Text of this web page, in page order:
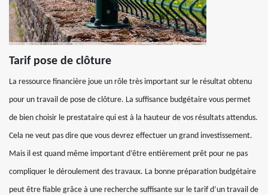
Tarif pose de clôture
La ressource financière joue un rôle très important sur le résultat obtenu
pour un travail de pose de clôture. La suffisance budgétaire vous permet
de bien choisir le prestataire qui est à la hauteur de vos résultats attendus.
Cela ne veut pas dire que vous devrez effectuer un grand investissement.
Mais il est quand même important d’être entièrement prêt pour ne pas
compliquer le déroulement des travaux. La bonne préparation budgétaire
peut être fiable grâce à une recherche suffisante sur le tarif d’un travail de